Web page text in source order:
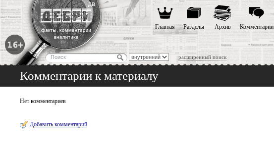
расширенный поиск
Главная Разделы Архив Комментарии
Комментарии к материалу
Нет комментариев
Добавить комментарий